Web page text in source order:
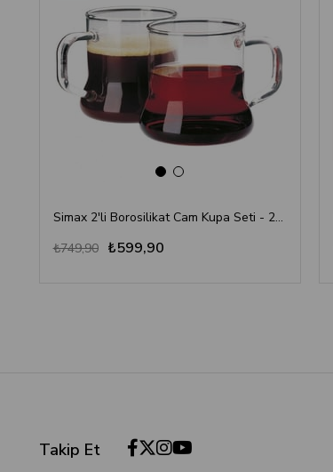
Simax 2'li Borosilikat Cam Kupa Seti - 250 ml
₺599,90
₺749,90
Ürünü
Takip Et